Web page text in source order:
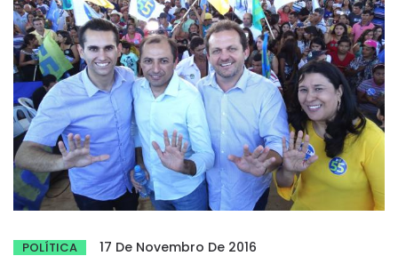
POLÍTICA 17 De Novembro De 2016